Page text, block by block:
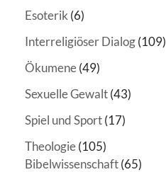
Esoterik (6)
Interreligiöser Dialog(109)
Ökumene(49)
Sexuelle Gewalt(43)
Spiel und Sport(17)
Theologie(105)
Bibelwissenschaft(65)